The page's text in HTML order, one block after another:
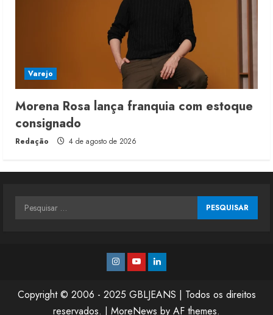
Varejo
Morena Rosa lança franquia com estoque
consignado
Redação 4 de agosto de 2026
Pesquisar
Instagram
YoutubeLinkedin
Copyright © 2006 - 2025 GBLJEANS | Todos os direitos
reservados. | MoreNews by AF themes.